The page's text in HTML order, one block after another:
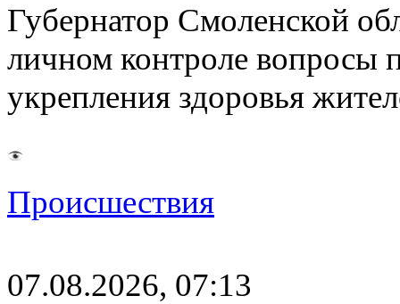
Губернатор Смоленской
личном контроле вопросы
укрепления здоровья
Происшествия
07.08.2026, 07:13